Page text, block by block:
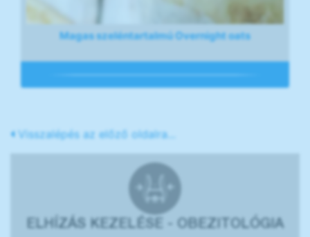
Magas szeléntartalmú Overnight oats
Visszalépés az előző oldalra...
ELHÍZÁS KEZELÉSE - OBEZITOLÓGIA